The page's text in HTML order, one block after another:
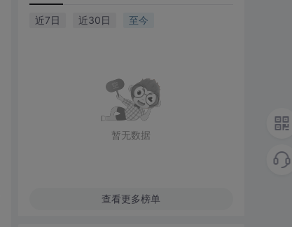
近7日 近30日 至今
暂无数据
查看更多榜单